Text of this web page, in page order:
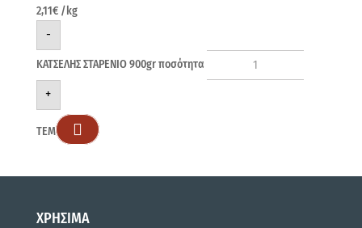
2,11€ /kg
-
ΚΑΤΣΕΛΗΣ ΣΤΑΡΕΝΙΟ 900gr ποσότητα
+
ΤΕΜ 
ΧΡΗΣΙΜΑ